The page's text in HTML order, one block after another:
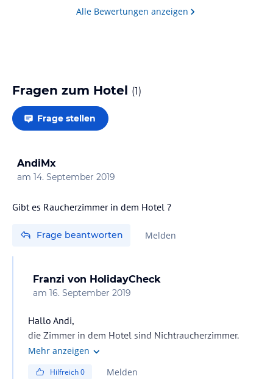
Alle Bewertungen anzeigen
Fragen zum Hotel (1)
Frage stellen
AndiMx
am 14. September 2019
Gibt es Raucherzimmer in dem Hotel ?
Frage beantworten Melden
Franzi von HolidayCheck
am 16. September 2019
Hallo Andi,
die Zimmer in dem Hotel sind Nichtraucherzimmer.
Liebe Grüße
Mehr anzeigen
Hilfreich0 Melden